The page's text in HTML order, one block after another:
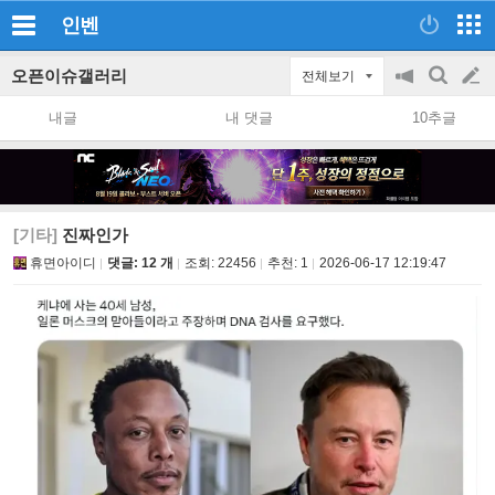
인벤
오픈이슈갤러리 전체보기
공
지
on/off
검
색
글
쓰
내글 내 댓글 10추글
[기타] 진짜인가
휴면아이디 댓글: 12 개 조회: 22456 추천: 1 2026-06-17 12:19:47